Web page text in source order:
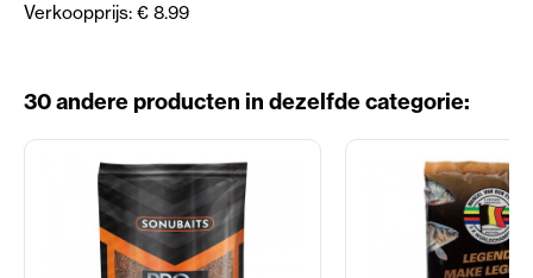
Verkoopprijs: € 8.99
30 andere producten in dezelfde categorie: